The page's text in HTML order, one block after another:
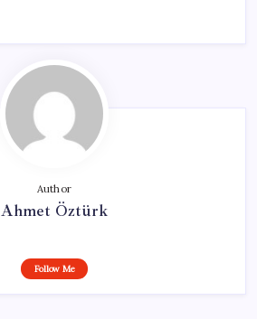
Author
Ahmet Öztürk
Follow Me